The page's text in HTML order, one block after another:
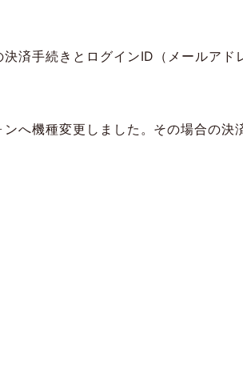
済手続きとログインID（メールアド
へ機種変更しました。その場合の決